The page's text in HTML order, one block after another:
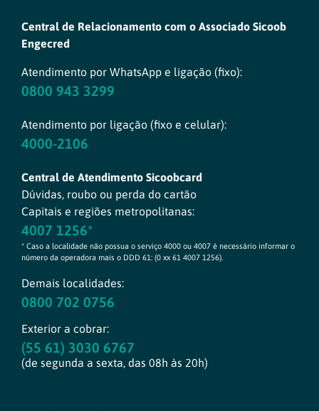
Central de Relacionamento com o Associado Sicoob
Engecred
Atendimento por WhatsApp e ligação (fixo):
0800 943 3299
Atendimento por ligação (fixo e celular):
4000-2106
Central de Atendimento Sicoobcard
Dúvidas, roubo ou perda do cartão
Capitais e regiões metropolitanas:
4007 1256*
* Caso a localidade não possua o serviço 4000 ou 4007 é necessário informar o
número da operadora mais o DDD 61: (0 xx 61 4007 1256).
Demais localidades:
0800 702 0756
Exterior a cobrar:
(55 61) 3030 6767
(de segunda a sexta, das 08h às 20h)